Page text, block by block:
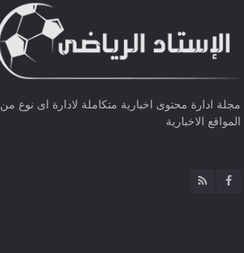
مجلة ادارة محتوى اخبارية متكاملة لادارة اى نوع من
المواقع الاخبارية